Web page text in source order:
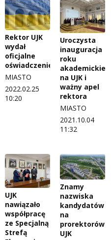
Rektor UJK
wydał
oficjalne
oświadczenie
MIASTO
2022.02.25
10:20
Uroczysta
inauguracja
roku
akademickiego
na UJK i
ważny apel
rektora
MIASTO
2021.10.04
11:32
UJK
nawiązało
współpracę
ze Specjalną
Strefą
Znamy
nazwiska
kandydatów
na
prorektorów
UJK